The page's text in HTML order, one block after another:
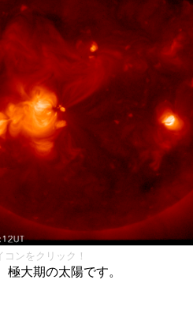
ンをクリック！
極大期の太陽です。